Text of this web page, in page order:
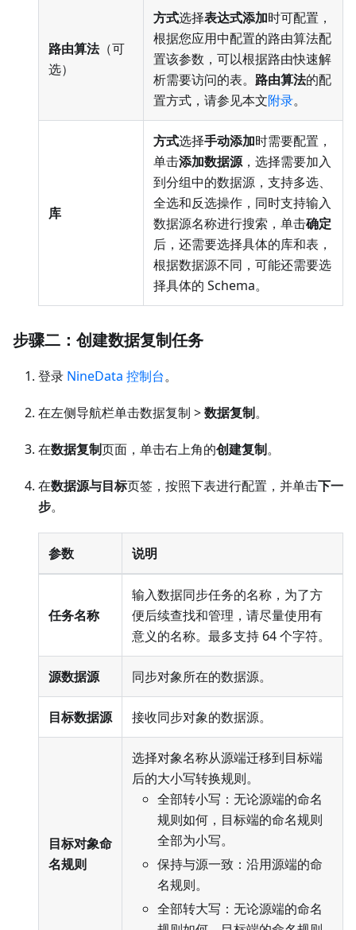
路由算法（可
选）
方式选择表达式添加时可配置，
根据您应用中配置的路由算法配
置该参数，可以根据路由快速解
析需要访问的表。 路由算法的配
置方式，请参见本文附录。
库
方式选择手动添加时需要配置，
单击添加数据源，选择需要加入
到分组中的数据源，支持多选、
全选和反选操作，同时支持输入
数据源名称进行搜索，单击确定
后，还需要选择具体的库和表，
根据数据源不同，可能还需要选
择具体的 Schema。
步骤二：创建数据复制任务
登录 NineData 控制台。
在左侧导航栏单击数据复制 >数据复制。
在数据复制页面，单击右上角的创建复制。
在数据源与目标页签，按照下表进行配置，并单击下一
步。
参数 说明
任务名称
输入数据同步任务的名称，为了方
便后续查找和管理，请尽量使用有
意义的名称。最多支持 64 个字符。
源数据源 同步对象所在的数据源。
目标数据源 接收同步对象的数据源。
目标对象命
名规则
选择对象名称从源端迁移到目标端
后的大小写转换规则。
全部转小写：无论源端的命名
规则如何，目标端的命名规则
全部为小写。
保持与源一致：沿用源端的命
名规则。
全部转大写：无论源端的命名